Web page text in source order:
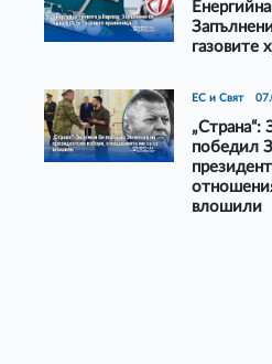
газовите
ЕС и Свят
победил
влошили